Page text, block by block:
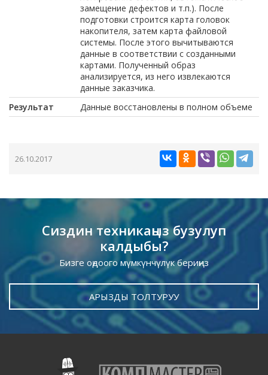
замещение дефектов и т.п.). После
подготовки строится карта головок
накопителя, затем карта файловой
системы. После этого вычитываются
данные в соответствии с созданными
картами. Полученный образ
анализируется, из него извлекаются
данные заказчика.
Результат
Данные восстановлены в полном объеме
26.10.2017
Сиздин техникаңыз бузулуп
калдыбы?
Бизге оңдоого мүмкүнчүлүк бериңиз
АРЫЗДЫ ТОЛТУРУУ